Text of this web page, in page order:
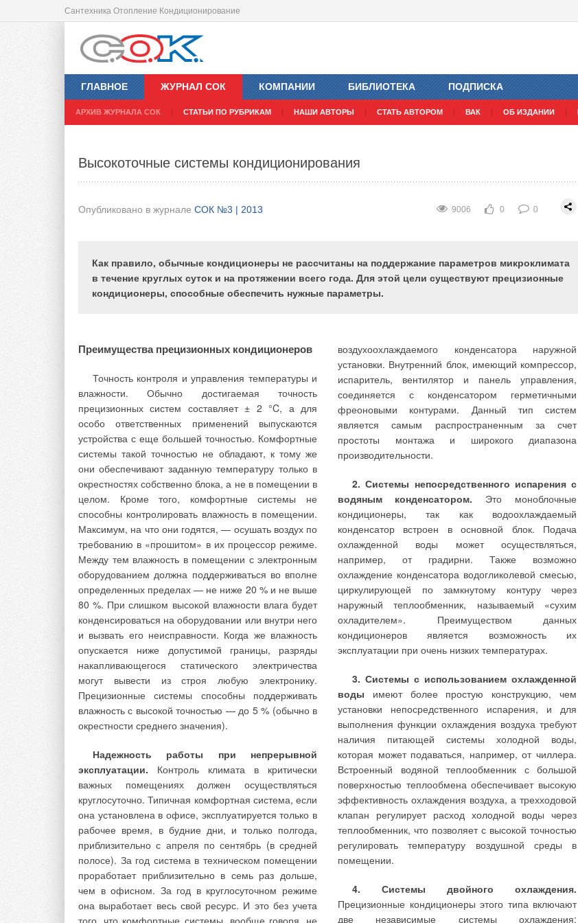
Сантехника Отопление Кондиционирование
ГЛАВНОЕ ЖУРНАЛ СОК
АРХИВ ЖУРНАЛА СОК СТАТЬИ ПО РУБРИКАМ НАШИ АВТОРЫ СТАТЬ АВТОРОМ ВАК ОБ ИЗДАНИИ
КОМПАНИИ БИБЛИОТЕКА ПОДПИСКА
Высокоточные системы кондиционирования
9006 0 0
Опубликовано в журнале СОК №3 | 2013
Как правило, обычные кондиционеры не рассчитаны на поддержание параметров микроклимата
в течение круглых суток и на протяжении всего года. Для этой цели существуют прецизионные
кондиционеры, способные обеспечить нужные параметры.
Преимущества прецизионных кондиционеров
Точность контроля и управления температуры и
влажности. Обычно достигаемая точность
прецизионных систем составляет ± 2 °C, а для
особо ответственных применений выпускаются
устройства с еще большей точностью. Комфортные
системы такой точностью не обладают, к тому же
они обеспечивают заданную температуру только в
окрестностях собственно блока, а не в помещении в
целом. Кроме того, комфортные системы не
способны контролировать влажность в помещении.
Максимум, на что они годятся, — осушать воздух по
требованию в «прошитом» в их процессор режиме.
Между тем влажность в помещении с электронным
оборудованием должна поддерживаться во вполне
определенных пределах — не ниже 20 % и не выше
80 %. При слишком высокой влажности влага будет
конденсироваться на оборудовании или внутри него
и вызвать его неисправности. Когда же влажность
опускается ниже допустимой границы, разряды
накапливающегося статического электричества
могут вывести из строя любую электронику.
Прецизионные системы способны поддерживать
влажность с высокой точностью — до 5 % (обычно в
окрестности среднего значения).
Надежность работы при непрерывной
эксплуатации. Контроль климата в критически
важных помещениях должен осуществляться
круглосуточно. Типичная комфортная система, если
она установлена в офисе, эксплуатируется только в
рабочее время, в будние дни, и только полгода,
приблизительно с апреля по сентябрь (в средней
полосе). За год система в техническом помещении
проработает приблизительно в семь раз дольше,
чем в офисном. За год в круглосуточном режиме
она выработает весь свой ресурс. И это без учета
воздухоохлаждаемого конденсатора наружной
установки. Внутренний блок, имеющий компрессор,
испаритель, вентилятор и панель управления,
соединяется с конденсатором герметичными
фреоновыми контурами. Данный тип систем
является самым распространенным за счет
простоты монтажа и широкого диапазона
производительности.
2. Системы непосредственного испарения с
водяным конденсатором. Это моноблочные
кондиционеры, так как водоохлаждаемый
конденсатор встроен в основной блок. Подача
охлажденной воды может осуществляться,
например, от градирни. Также возможно
охлаждение конденсатора водогликолевой смесью,
циркулирующей по замкнутому контуру через
наружный теплообменник, называемый «сухим
охладителем». Преимуществом данных
кондиционеров является возможность их
эксплуатации при очень низких температурах.
3. Системы с использованием охлажденной
воды имеют более простую конструкцию, чем
установки непосредственного испарения, и для
выполнения функции охлаждения воздуха требуют
наличия питающей системы холодной воды,
которая может подаваться, например, от чиллера.
Встроенный водяной теплообменник с большой
поверхностью теплообмена обеспечивает высокую
эффективность охлаждения воздуха, а трехходовой
клапан регулирует расход холодной воды через
теплообменник, что позволяет с высокой точностью
регулировать температуру воздушной среды в
помещении.
4. Системы двойного охлаждения.
Прецизионные кондиционеры этого типа включают
две независимые системы охлаждения:
Современные требования к СКВ
9140 0 0
Опубликовано в журнале СОК №3 | 2013
или кругу. Такая форма здания создает наружную зону глубиной до 6 м, где на микроклимат
помещений решающее влияние оказывают климатические условия.
плане по форме, приближающейся к квадрату или
кругу. Такая форма здания создает наружную зону
глубиной до 6м, где на микроклимат помещений
наружного климата, а тепловой режим
теплоизбытков.
Для одинаковых по площади в здании
прямоугольной формы без внутренней зоны
удельные теплопотери [Вт/м ] на 30-40 % больше
по сравнению со зданиями с наличием внутренних
зон. Помещения в наружной зоне здания могут
иметь значительное остекление, что требует
установки под окнами или в полу, при сплошном
остеклении наружных конструкций, отопительных
приборов. В теплый период года на микроклимат
помещений наружной зоны значительное влияние
оказывает проникающая солнечная радиация, что
требует повышенных расходов холода для
поддержания комфортных параметров воздуха в
зоне обитания людей. Во внутренней зоне здания
нет влияния наружных климатических условий и
внутренний микроклимат определяется тепло и
влаговыделениями в помещениях этой зоны. Для
восприятия тепловыделений круглый год в
помещения внутренней зоны необходимо
подводить холод.
низкие температуры наружного воздуха, что
позволяет использовать его холод для поглощения
тепловыделений во внутренней зоне зданий. Для
воздухоохладителей (вентиляторных или
эжекционных). Традиционно холод наружного
воздуха извлекается методом охлаждения
антифриза в вентиляторных охладителях,
монтируемых на крыше здания. В статье [1] на стр.
39 представлена фотография вентиляторных
воздухоохладителей антифриза, монтированных на
крыше нового общественного здания, построенного
39 фотография названа:«Сухие градирни систем
свободного охлаждения». Называть вентиляторные
охладители как«сухие градирни»является
ошибочной терминологией. В принципиальной
схеме холодоснабжения, представленной на стр. 41
статьи [1] показано, что «свободное» охлаждение
выбрасывает в атмосферу 300 кВт избыточного
тепла. Кроме этого, на схеме показаны градирни
для охлаждения воды после конденсаторов
холодильных машин на производительность
отводимого в атмосферу тепла Qт= 2640 кВт. Оба
эти решения являются традиционными для систем
назвать энергоэффективными, как это утверждается
в статье [1].
В климатических условиях России
продолжительное время года
поддерживаются низкие температуры
наружного воздуха, что позволяет
использовать его холод для
поглощения тепловыделений во
внутренней зоне зданий
Принципиально новый подход к получению
холода от наружного воздуха описан в статье
отепленный антифриз от утилизации теплоты
вытяжного воздуха и теплоты, воспринятой в
теплообменниках доводчиков эжекционных модели
ДЭ-2-200(у), разработанных и изготовляемых
фирмой ООО «Локальные ЭнергоСистемы» [3].
Местные воздухоохладители ДЭ смонтированы за
подшивным потолком на каждом этаже торгового
центра. Применение принципиально новой схемы
использования холода наружного воздуха для
отведения тепловыделений из внутренних зон